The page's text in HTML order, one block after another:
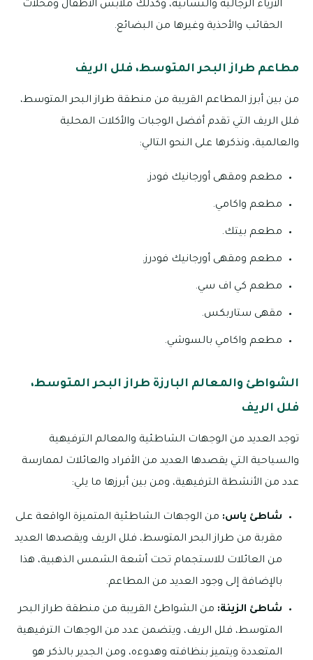
الأزياء الرجالية والنسائية، وكذلك ملابس الأطفال ومحلات
الحقائب والأحذية وغيرها من البضائع.
مطاعم طراز البحر المتوسط، فلل الريف
من بين أبرز المطاعم القريبة من منطقة طراز البحر المتوسط،
فلل الريف التي تقدم أفضل الوجبات والأكلات المحلية
والعالمية، ونذكرها على النحو التالي:
مطعم ومقهى أورجانيك فودز.
مطعم واكامي.
مطعم بيتك.
مطعم ومقهى أورجانيك فودرز.
مطعم كي اف سي.
مقهى ستاربكس.
مطعم واكامي بالسوشي.
الشواطئ والمعالم البارزة طراز البحر المتوسط،
فلل الريف
توجد العديد من الوجهات الشاطئية والمعالم الترفيهية
والسياحية التي يقصدها العديد من الأفراد والعائلات لممارسة
عدد من الأنشطة الترفيهية، ومن بين أبرزها ما يلي:
شاطئ ياس: من الوجهات الشاطئية المتميزة الواقعة على
مقربة من طراز البحر المتوسط، فلل الريف ويقصدها العديد
من العائلات للاستجمام تحت أشعة الشمس الذهبية، هذا
بالإضافة إلى وجود العديد من المطاعم.
شاطئ الزينة: من الشواطئ القريبة من منطقة طراز البحر
المتوسط، فلل الريف، ويتضمن عدد من الوجهات الترفيهية
المتعددة ويتميز بنظافته وهدوءه، ومن الجدير بالذكر هو